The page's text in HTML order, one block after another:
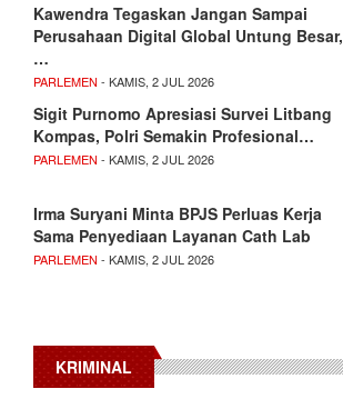
Kawendra Tegaskan Jangan Sampai
Perusahaan Digital Global Untung Besar,
…
PARLEMEN - KAMIS, 2 JUL 2026
Sigit Purnomo Apresiasi Survei Litbang
Kompas, Polri Semakin Profesional…
PARLEMEN - KAMIS, 2 JUL 2026
Irma Suryani Minta BPJS Perluas Kerja
Sama Penyediaan Layanan Cath Lab
PARLEMEN - KAMIS, 2 JUL 2026
KRIMINAL